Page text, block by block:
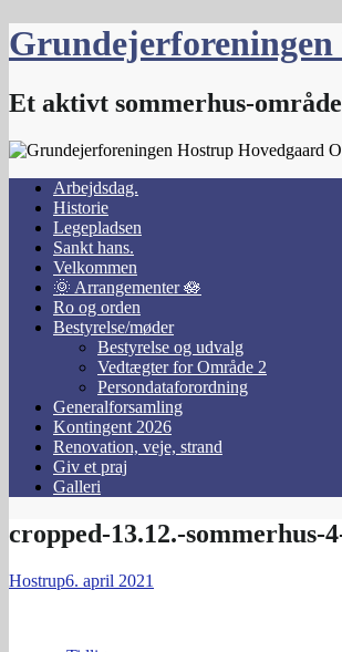
Skip
to
Et aktivt sommerhus-
Arbejdsdag.
Historie
Legepladsen
Sankt hans.
Velkommen
🌞 Arrangementer 🪷
Ro og orden
Bestyrelse/møder
Bestyrelse og udvalg
Vedtægter for Område 2
Persondataforordning
Generalforsamling
Kontingent 2026
Renovation, veje, strand
Giv et praj
Galleri
cropped-13.12.-sommerhus-
Hostrup6. april 2021